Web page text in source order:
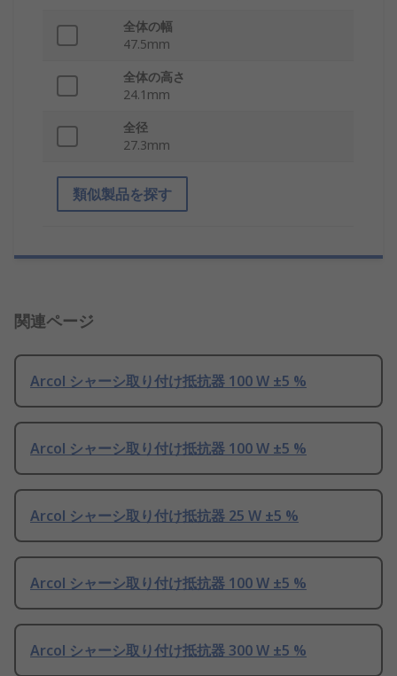
全体の幅
47.5mm
全体の高さ
24.1mm
全径
27.3mm
類似製品を探す
関連ページ
Arcol シャーシ取り付け抵抗器 100 W ±5 %
Arcol シャーシ取り付け抵抗器 100 W ±5 %
Arcol シャーシ取り付け抵抗器 25 W ±5 %
Arcol シャーシ取り付け抵抗器 100 W ±5 %
Arcol シャーシ取り付け抵抗器 300 W ±5 %